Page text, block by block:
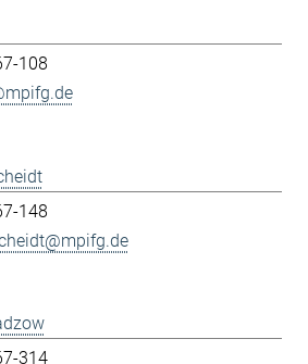
108
148
314